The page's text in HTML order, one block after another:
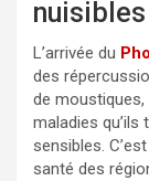
nuisibles
L’arrivée du
des
de moustiques,
maladies
sensibles.
santé des